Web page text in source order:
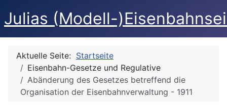
Julias (Modell-
Aktuelle Seite: Startseite
Eisenbahn-Gesetze und Regulative
Abänderung des Gesetzes betreffend die
Organisation der Eisenbahnverwaltung - 1911